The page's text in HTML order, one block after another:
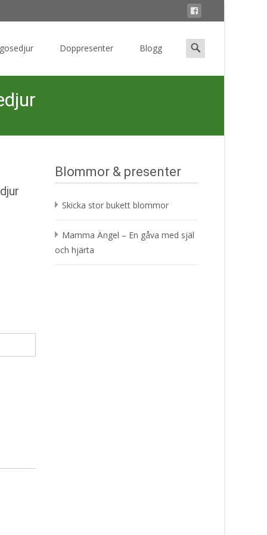
Doppresenter Blogg
Search
for:
Blommor & presenter
Skicka stor bukett blommor
Mamma Ängel – En gåva med själ
och hjärta